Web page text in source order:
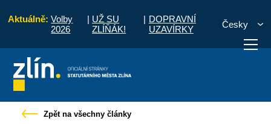
Aktuálně: Volby
2026
| UŽ SU
ZLÍŇÁK!
| DOPRAVNÍ
UZAVÍRKY
Česky
vyřídit Potřebuji zaplatit
Zpět na všechny články